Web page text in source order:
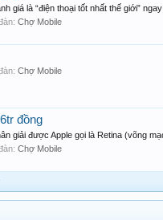
giá là “điện thoại tốt nhất thế giới”
Chợ Mobile
Chợ Mobile
đồng
giải được Apple gọi là Retina (võng
Chợ Mobile